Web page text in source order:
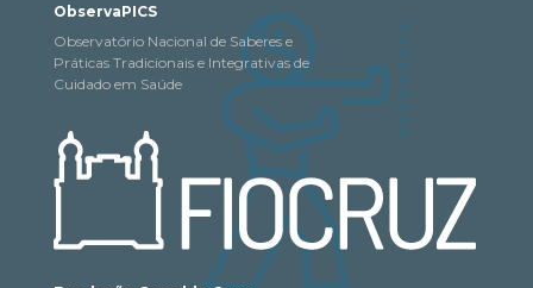
ObservaPICS
Observatório Nacional de Saberes e
Práticas Tradicionais e Integrativas de
Cuidado em Saúde